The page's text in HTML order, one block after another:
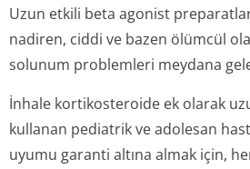
Uzun etkili beta agonist
nadiren, ciddi ve bazen ölümcül
solunum problemleri meydana
İnhale kortikosteroide ek olarak
kullanan pediatrik ve adolesan
uyumu garanti altına almak için,